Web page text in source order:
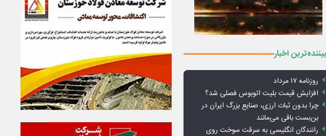
اخبار
روزنامه ۱۷ مرداد
افزایش قیمت بلیت اتوبوس فصلی شد؟
چرا بدون ثبات ارزی، صنایع بزرگ ایران در
بن‌بست باقی می‌مانند
رانندگان انگلیسی به سرقت سوخت روی